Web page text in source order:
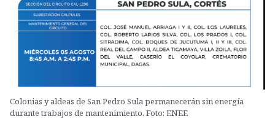
Colonias y aldeas de San Pedro Sula permanecerán sin energía
durante trabajos de mantenimiento. Foto: ENEE